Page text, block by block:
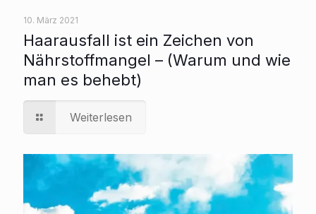
10. März 2021
Haarausfall ist ein Zeichen von
Nährstoffmangel – (Warum und wie
man es behebt)
Weiterlesen